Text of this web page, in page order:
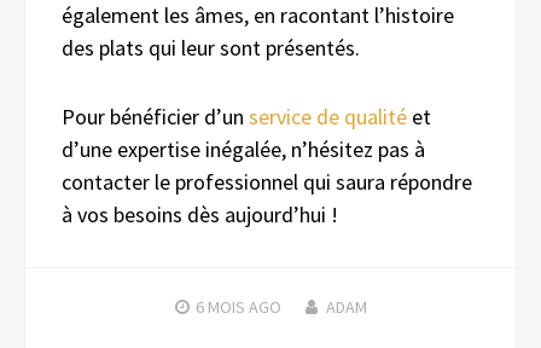
également les âmes, en racontant l’histoire
des plats qui leur sont présentés.
Pour bénéficier d’un service de qualité et
d’une expertise inégalée, n’hésitez pas à
contacter le professionnel qui saura répondre
à vos besoins dès aujourd’hui !
6 MOIS AGO ADAM